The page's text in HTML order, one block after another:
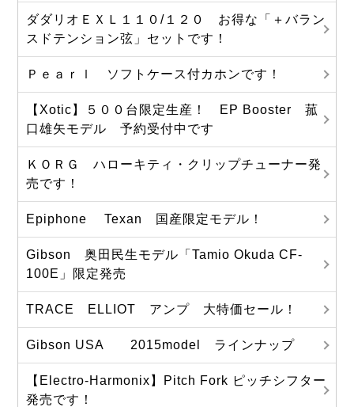
ダダリオＥＸＬ１１０/１２０ お得な「＋バラン
スドテンション弦」セットです！
Ｐｅａｒｌ ソフトケース付カホンです！
【Xotic】５００台限定生産！ EP Booster 菰
口雄矢モデル 予約受付中です
ＫＯＲＧ ハローキティ・クリップチューナー発
売です！
Epiphone Texan 国産限定モデル！
Gibson 奥田民生モデル「Tamio Okuda CF-
100E」限定発売
TRACE ELLIOT アンプ 大特価セール！
Gibson USA 2015model ラインナップ
【Electro-Harmonix】Pitch Fork ピッチシフター
発売です！